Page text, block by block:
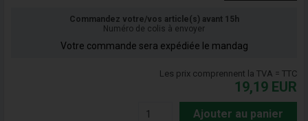
Commandez votre/vos article(s) avant 15h
Numéro de colis à envoyer
Votre commande sera expédiée le mandag
Les prix comprennent la TVA = TTC
19,19 EUR
Ajouter au panier